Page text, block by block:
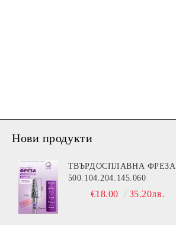
Нови продукти
ТВЪРДОСПЛАВНА ФРЕЗА
500.104.204.145.060
€18.00 35.20лв.